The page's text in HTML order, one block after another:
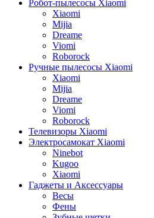
Робот-пылесосы Xiaomi
Xiaomi
Mijia
Dreame
Viomi
Roborock
Ручные пылесосы Xiaomi
Xiaomi
Mijia
Dreame
Viomi
Roborock
Телевизоры Xiaomi
Электросамокат Xiaomi
Ninebot
Kugoo
Xiaomi
Гаджеты и Аксессуары
Весы
Фены